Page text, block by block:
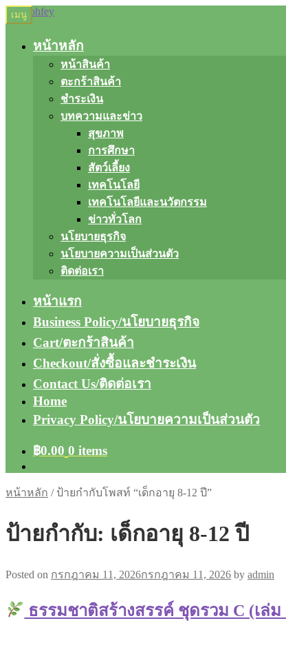
Skip
to
Skip
to
เมนู
หน้าหลัก
หน้าสินค้า
ตะกร้าสินค้า
ชำระเงิน
บทความและข่าว
สุขภาพ
การศึกษา
สัตว์เลี้ยง
เทคโนโลยี
เทคโนโลยีและนวัตกรรม
ข่าวทั่วโลก
นโยบายธุรกิจ
นโยบายความเป็นส่วนตัว
ติดต่อเรา
หน้าแรก
Business Policy/นโยบายธุรกิจ
Cart/ตะกร้าสินค้า
Checkout/สั่งซื้อและชำระเงิน
Contact Us/ติดต่อเรา
Home
Privacy Policy/นโยบายความเป็นส่วนตัว
฿0.00 0 items
หน้าหลัก / ป้ายกำกับโพสท์ “เด็กอายุ 8-12 ปี”
ป้ายกำกับ: เด็กอายุ 8-12 ปี
Posted on กรกฎาคม 11, 2026กรกฎาคม 11, 2026 by admin
ธรรมชาติสร้างสรรค์ ชุดรวม C (เล่ม